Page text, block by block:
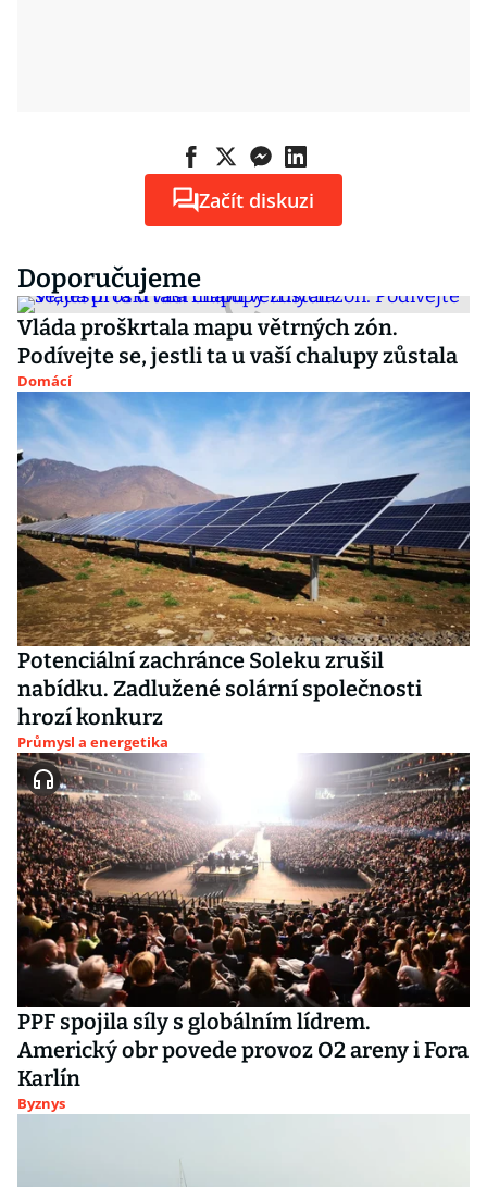
Začít diskuzi
Doporučujeme
Vláda proškrtala mapu větrných zón.
Podívejte se, jestli ta u vaší chalupy zůstala
Domácí
Potenciální zachránce Soleku zrušil
nabídku. Zadlužené solární společnosti
hrozí konkurz
Průmysl a energetika
PPF spojila síly s globálním lídrem.
Americký obr povede provoz O2 areny i Fora
Karlín
Byznys